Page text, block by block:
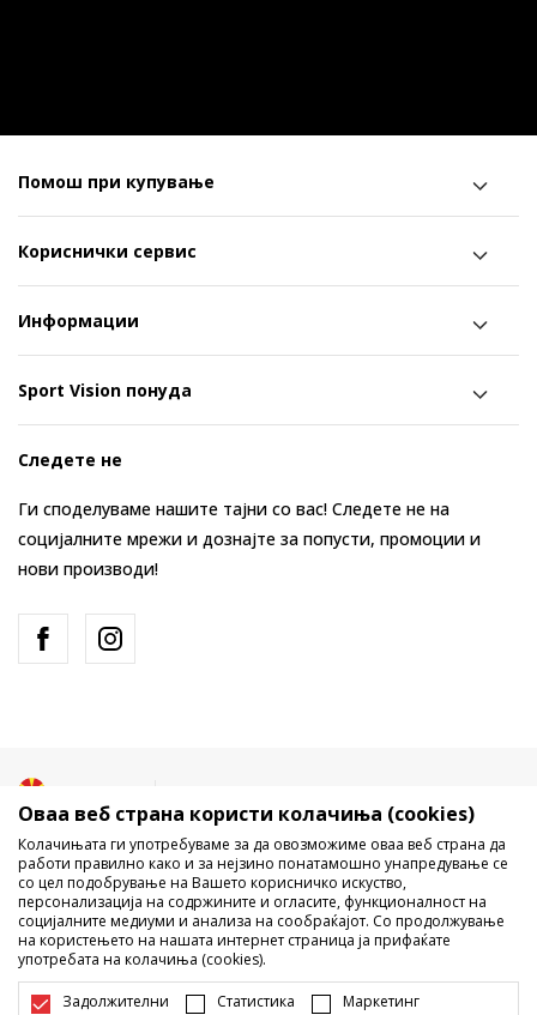
Помош при купување
Кориснички сервис
Информации
Sport Vision понуда
Следете не
Ги споделуваме нашите тајни со вас! Следете не на
социјалните мрежи и дознајте за попусти, промоции и
нови производи!
Не е дозволено превземање или користење на содржината од
интернет страните на Sport Vision, делумно или целосно a се
однесува на логоа, трговски марки, комерцијални содржини, ниту
Оваа веб страна користи колачиња (cookies)
Колачињата ги употребуваме за да овозможиме оваа веб страна да
работи правилно како и за нејзино понатамошно унапредување се
со цел подобрување на Вашето корисничко искуство,
персонализација на содржините и огласите, функционалност на
социјалните медиуми и анализа на сообраќајот. Со продолжување
на користењето на нашата интернет страница ја прифаќате
употребата на колачиња (cookies).
Задолжителни Статистика Маркетинг